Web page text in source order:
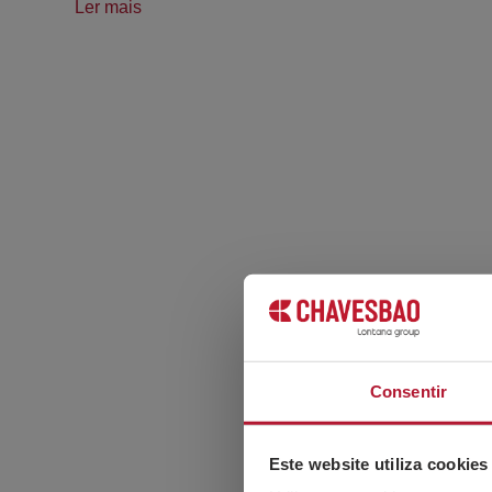
Consentir
Este website utiliza cookies
Ler mais